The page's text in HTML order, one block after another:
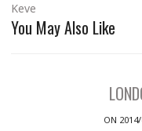
Keve
You May Also Like
ON